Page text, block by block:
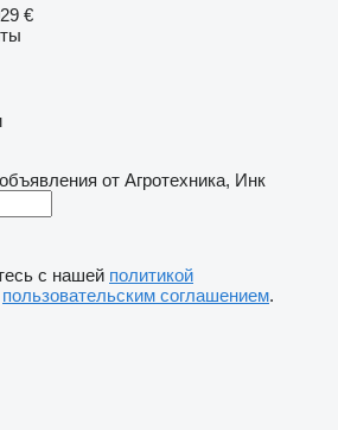
€
от Агротехника, Инк
с нашей политикой
пользовательским соглашением.